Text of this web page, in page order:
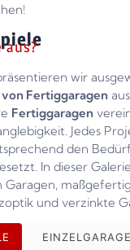
aus?
wir
Fertiggaragen
Fertiggaragen
Jedes
den
In dieser
Garagen,
und verzinkte